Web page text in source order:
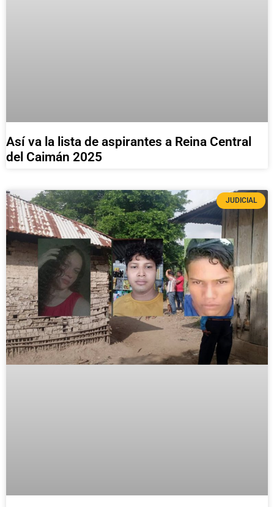
Así va la lista de aspirantes a Reina Central
del Caimán 2025
JUDICIAL